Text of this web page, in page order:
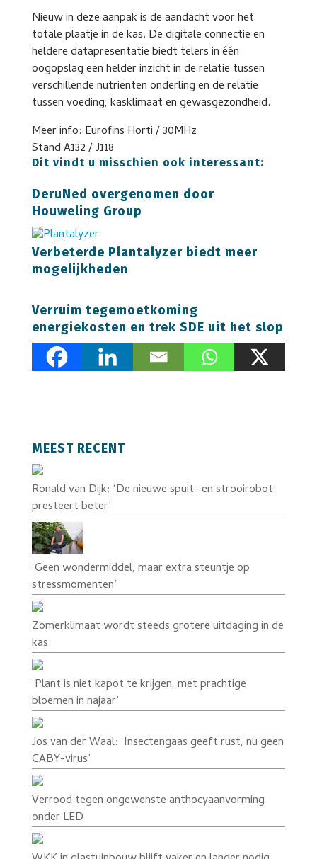
Nieuw in deze aanpak is de aandacht voor het
totale plaatje in de kas. De digitale connectie en
heldere datapresentatie biedt telers in één
oogopslag een helder inzicht in de relatie tussen
verschillende nutriënten onderling en de relatie
tussen voeding, kasklimaat en gewasgezondheid.
Meer info: Eurofins Horti / 30MHz
Stand A132 / J118
Dit vindt u misschien ook interessant:
DeruNed overgenomen door
Houweling Group
Verbeterde Plantalyzer biedt meer
mogelijkheden
Verruim tegemoetkoming
energiekosten en trek SDE uit het slop
MEEST RECENT
Ronald van Dijk: ‘De nieuwe spuit- en strooirobot
presteert beter’
‘Geen wondermiddel, maar extra steuntje op
stressmomenten’
Zomerklimaat wordt steeds grotere uitdaging in de
kas
‘Plant is niet kapot te krijgen, met prachtige
bloemen in najaar’
Jos van der Waal: ‘Insectengaas geeft rust, nu geen
CABY-virus’
Verrood tegen ongewenste anthocyaanvorming
onder LED